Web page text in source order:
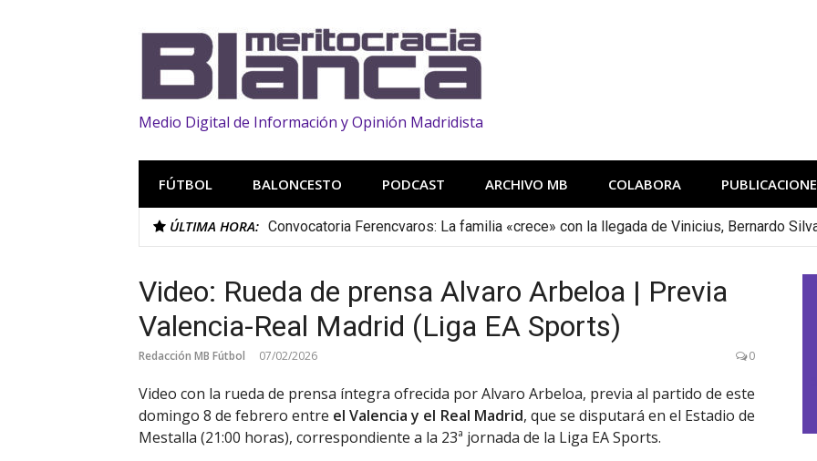
Medio Digital de Información y Opinión Madridista
FÚTBOL BALONCESTO PODCAST ARCHIVO MB COLABORA
ÚLTIMA HORA: Convocatoria Ferencvaros: La familia «crece» con la llegada de Vinicius, Bernardo
Video: Rueda de prensa Alvaro Arbeloa | Previa
Valencia-Real Madrid (Liga EA Sports)
Redacción MB Fútbol 07/02/2026 0
Video con la rueda de prensa íntegra ofrecida por Alvaro Arbeloa, previa al partido de este
domingo 8 de febrero entre el Valencia y el Real Madrid, que se disputará en el Estadio de
Mestalla (21:00 horas), correspondiente a la 23ª jornada de la Liga EA Sports.